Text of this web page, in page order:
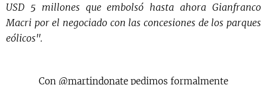
USD 5 millones que embolsó hasta ahora Gianfranco
Macri por el negociado con las concesiones de los parques
eólicos".
Con @martindonate pedimos formalmente